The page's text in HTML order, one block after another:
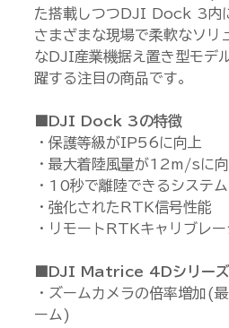
た搭載しつつDJI Dock 3内
さまざまな現場で柔軟なソリ
なDJI産業機据え置き型モデ
躍する注目の商品です。
■DJI Dock 3の特徴
・保護等級がIP56に向上
・最大着陸風量が12m/sに
・10秒で離陸できるシステ
・強化されたRTK信号性能
・リモートRTKキャリブレ
■DJI Matrice 4Dシリーズ
・ズームカメラの倍率増加(
ーム)